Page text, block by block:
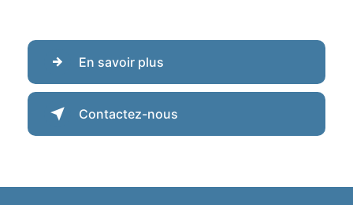
En savoir plus
Contactez-nous